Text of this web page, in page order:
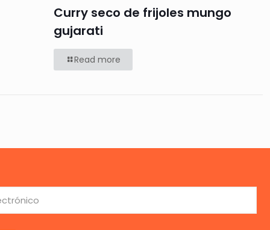
Curry seco de frijoles mungo
gujarati
Read more